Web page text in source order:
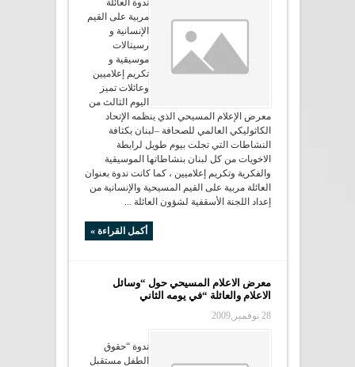
ندوة العائلة
مربية على القيم
الإنسانية و
رسيتالات
موسيقية و
تكريم إعلاميين
وعائلات تميز
اليوم الثالث من
معرض الإعلام المسيحي الذي ينظمه الإتحاد
الكاثوليكي العالمي للصحافة –لبنان بكثافة
النشاطات التي تجلت بيوم طويل لرابطة
الاخويات من كل لبنان بنشاطاتها الموسيقية
والفكرية وتكريم إعلاميين ، كما كانت ندوة بعنوان
العائلة مربية على القيم المسيحية والإنسانية من
إعداد اللجنة الأسقفية لشؤون العائلة ...
أكمل القراءة »
معرض الاعلام المسيحي حول “وسائل
الاعلام والعائلة “في يومه الثاني
28 نوفمبر,2009
ندوة “حقوق
الطفل مستقبل